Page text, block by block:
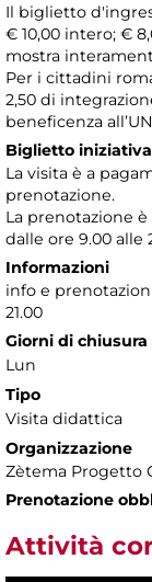
Il biglietto
€ 10,00 intero; €
mostra
Per i cittadini
2,50 di
beneficenza
Biglietto iniziativa
La visita è a
prenotazione.
La prenotazione
dalle ore 9.00 alle
Informazioni
info e
21.00
Giorni di chiusura
Lun
Tipo
Visita didattica
Organizzazione
Zètema Progetto
Prenotazione
Attività